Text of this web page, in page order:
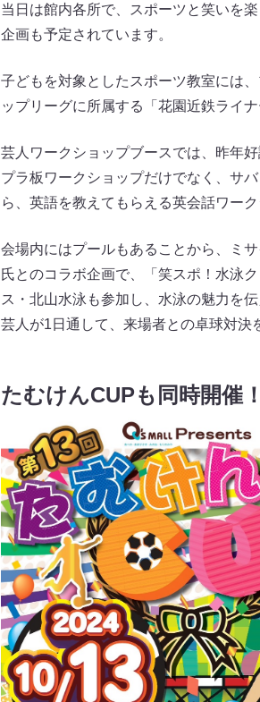
当日は館内各所で、スポーツと笑いを
企画も予定されています。
子どもを対象としたスポーツ教室には
ップリーグに所属する「花園近鉄ライ
芸人ワークショップブースでは、昨年
プラ板ワークショップだけでなく、サ
ら、英語を教えてもらえる英会話ワー
会場内にはプールもあることから、ミ
氏とのコラボ企画で、「笑スポ！水泳
ス・北山水泳も参加し、水泳の魅力を
芸人が1日通して、来場者との卓球対決
たむけんCUPも同時開催！